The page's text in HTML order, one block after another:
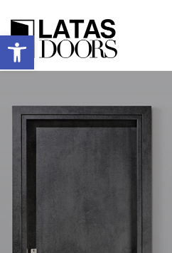
Ανοίξτε
τη
εργαλείων